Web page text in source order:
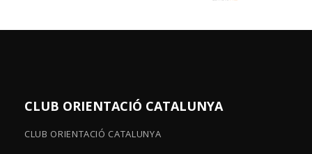
CLUB ORIENTACIÓ CATALUNYA
CLUB ORIENTACIÓ CATALUNYA